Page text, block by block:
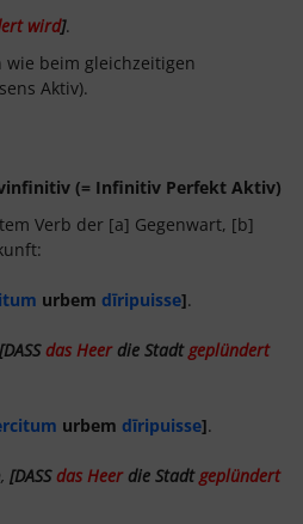
wird].
wie beim gleichzeitigen
Aktiv).
(= Infinitiv Perfekt Aktiv)
Verb der [a] Gegenwart, [b]
urbem dīripuisse].
[DASS das Heerdie Stadtgeplündert
urbem dīripuisse].
[DASS das Heerdie Stadtgeplündert